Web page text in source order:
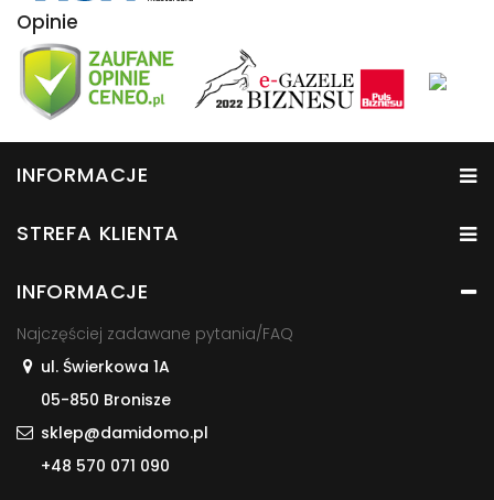
Opinie
INFORMACJE
STREFA KLIENTA
INFORMACJE
Najczęściej zadawane pytania/FAQ
ul. Świerkowa 1A
05-850 Bronisze
sklep@damidomo.pl
+48 570 071 090